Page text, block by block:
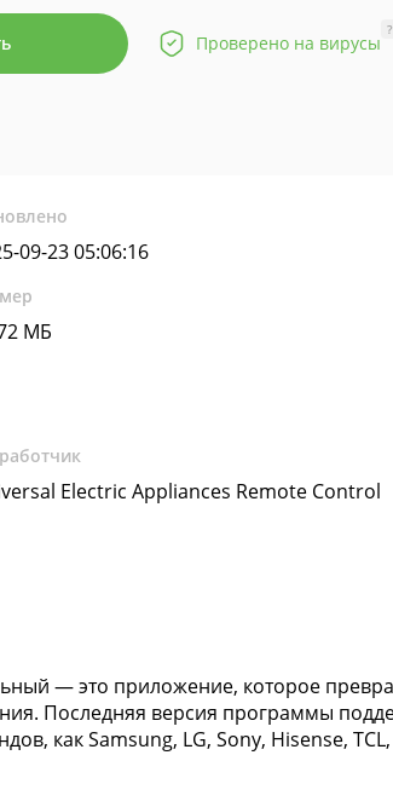
Проверено на вирусы
?
09-23 05:06:16
МБ
Electric Appliances Remote Control
— это приложение, которое
Последняя версия программы
как Samsung, LG, Sony, Hisense,